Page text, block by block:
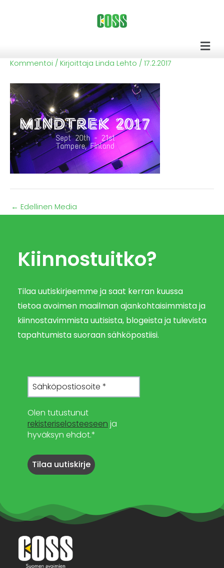
Kommentoi / Kirjoittaja Linda Lehto / 17.2.2017
← Edellinen Media
Kiinnostuitko?
Tilaa uutiskirjeemme ja saat kerran kuussa
tietoa avoimen maailman ajankohtaisimmista ja
kiinnostavimmista uutisista, blogeista ja tulevista
tapahtumista suoraan sähköpostiisi.
Olen tutustunut
rekisteriselosteeseen ja
hyväksyn ehdot.*